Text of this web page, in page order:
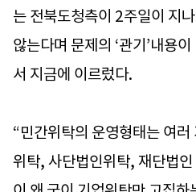
는 전북도청측이 2주일이 지
않는다며 문제의 ‘관기’내용
서 지금에 이르렀다.
“민간위탁의 운영형태는 여
위탁, 사단법인위탁, 재단법